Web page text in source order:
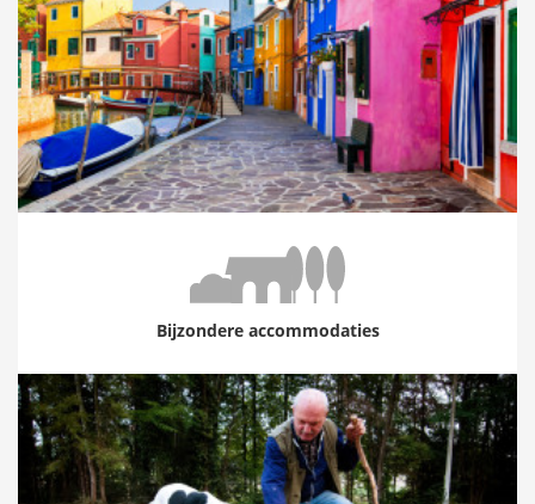
Bijzondere accommodaties